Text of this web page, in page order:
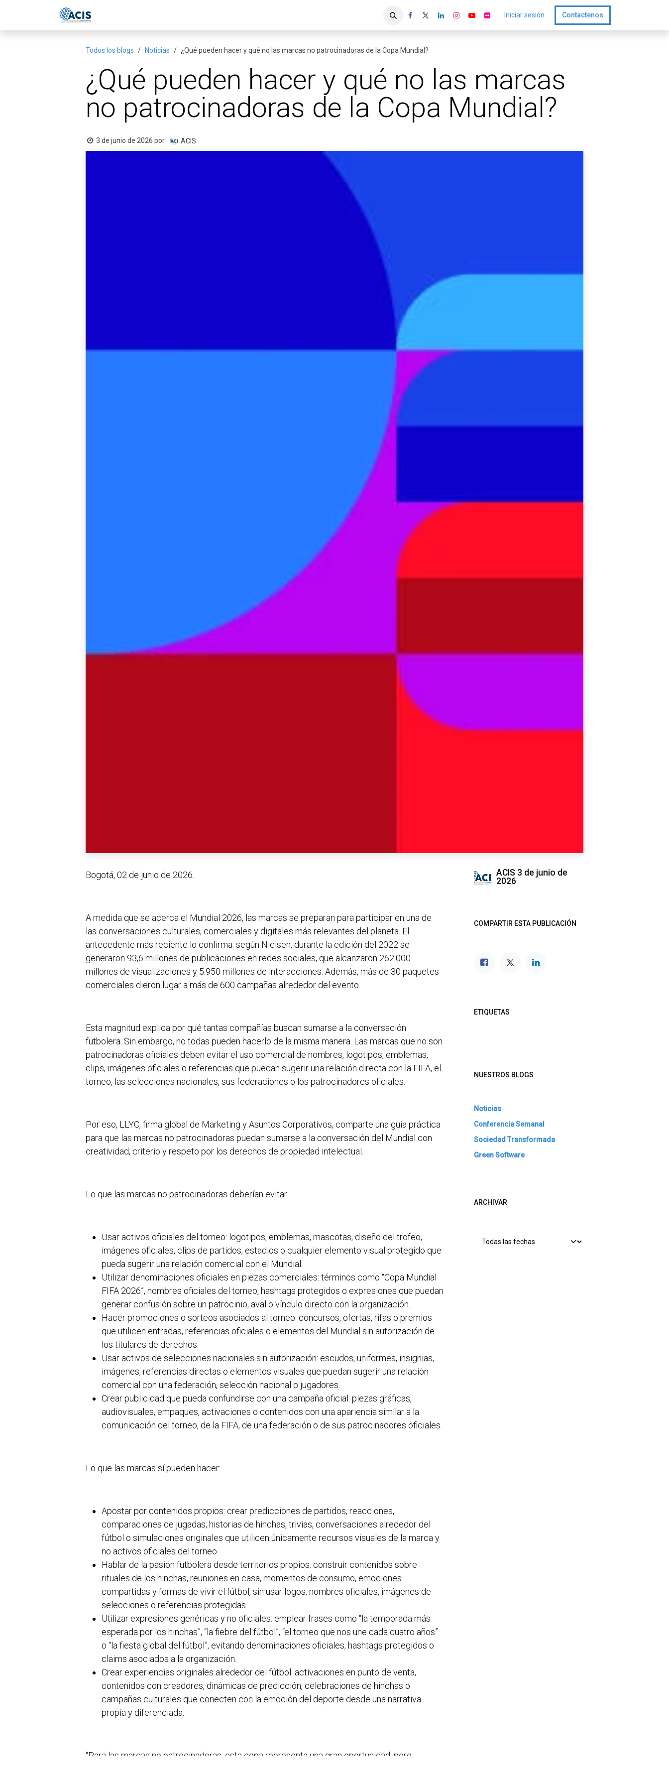
Iniciar sesión Contactenos
Todos los blogs Noticias ¿Qué pueden hacer y qué no las marcas no patrocinadoras de la Copa Mundial?
¿Qué pueden hacer y qué no las marcas
no patrocinadoras de la Copa Mundial?
3 de junio de 2026 por ACIS
Bogotá, 02 de junio de 2026.
A medida que se acerca el Mundial 2026, las marcas se preparan para participar en una de
las conversaciones culturales, comerciales y digitales más relevantes del planeta. El
antecedente más reciente lo confirma: según Nielsen, durante la edición del 2022 se
generaron 93,6 millones de publicaciones en redes sociales, que alcanzaron 262.000
millones de visualizaciones y 5.950 millones de interacciones. Además, más de 30 paquetes
comerciales dieron lugar a más de 600 campañas alrededor del evento.
Esta magnitud explica por qué tantas compañías buscan sumarse a la conversación
futbolera. Sin embargo, no todas pueden hacerlo de la misma manera. Las marcas que no son
patrocinadoras oficiales deben evitar el uso comercial de nombres, logotipos, emblemas,
clips, imágenes oficiales o referencias que puedan sugerir una relación directa con la FIFA, el
torneo, las selecciones nacionales, sus federaciones o los patrocinadores oficiales.
Por eso, LLYC, firma global de Marketing y Asuntos Corporativos, comparte una guía práctica
para que las marcas no patrocinadoras puedan sumarse a la conversación del Mundial con
creatividad, criterio y respeto por los derechos de propiedad intelectual.
Lo que las marcas no patrocinadoras deberían evitar:
Usar activos oficiales del torneo: logotipos, emblemas, mascotas, diseño del trofeo,
imágenes oficiales, clips de partidos, estadios o cualquier elemento visual protegido que
pueda sugerir una relación comercial con el Mundial.
Utilizar denominaciones oficiales en piezas comerciales: términos como “Copa Mundial
FIFA 2026”, nombres oficiales del torneo, hashtags protegidos o expresiones que puedan
generar confusión sobre un patrocinio, aval o vínculo directo con la organización.
Hacer promociones o sorteos asociados al torneo: concursos, ofertas, rifas o premios
que utilicen entradas, referencias oficiales o elementos del Mundial sin autorización de
los titulares de derechos.
Usar activos de selecciones nacionales sin autorización: escudos, uniformes, insignias,
imágenes, referencias directas o elementos visuales que puedan sugerir una relación
comercial con una federación, selección nacional o jugadores.
Crear publicidad que pueda confundirse con una campaña oficial: piezas gráficas,
audiovisuales, empaques, activaciones o contenidos con una apariencia similar a la
comunicación del torneo, de la FIFA, de una federación o de sus patrocinadores oficiales.
Lo que las marcas sí pueden hacer:
Apostar por contenidos propios: crear predicciones de partidos, reacciones,
comparaciones de jugadas, historias de hinchas, trivias, conversaciones alrededor del
fútbol o simulaciones originales que utilicen únicamente recursos visuales de la marca y
no activos oficiales del torneo.
Hablar de la pasión futbolera desde territorios propios: construir contenidos sobre
rituales de los hinchas, reuniones en casa, momentos de consumo, emociones
compartidas y formas de vivir el fútbol, sin usar logos, nombres oficiales, imágenes de
selecciones o referencias protegidas.
Utilizar expresiones genéricas y no oficiales: emplear frases como “la temporada más
esperada por los hinchas”, “la fiebre del fútbol”, “el torneo que nos une cada cuatro años”
o “la fiesta global del fútbol”, evitando denominaciones oficiales, hashtags protegidos o
claims asociados a la organización.
Crear experiencias originales alrededor del fútbol: activaciones en punto de venta,
contenidos con creadores, dinámicas de predicción, celebraciones de hinchas o
campañas culturales que conecten con la emoción del deporte desde una narrativa
propia y diferenciada.
“Para las marcas no patrocinadoras, esta copa representa una gran oportunidad, pero
ACIS 3 de junio de
2026
COMPARTIR ESTA PUBLICACIÓN
ETIQUETAS
NUESTROS BLOGS
Noticias
Conferencia Semanal
Sociedad Transformada
Green Software
ARCHIVAR